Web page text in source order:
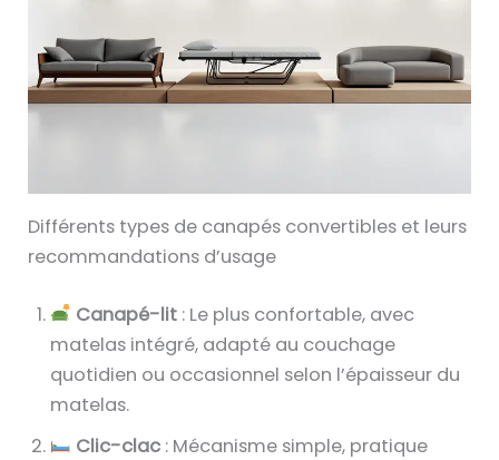
Différents types de canapés convertibles et leurs
recommandations d’usage
Canapé-lit: Le plus confortable, avec
matelas intégré, adapté au couchage
quotidien ou occasionnel selon l’épaisseur du
matelas.
Clic-clac: Mécanisme simple, pratique